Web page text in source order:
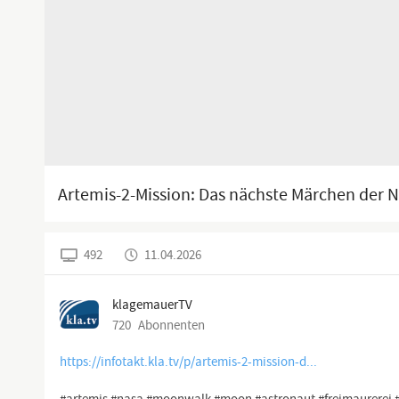
Artemis-2-Mission: Das nächste Märchen der
492 11.04.2026
klagemauerTV
720 Abonnenten
https://infotakt.kla.tv/p/artemis-2-mission-d...